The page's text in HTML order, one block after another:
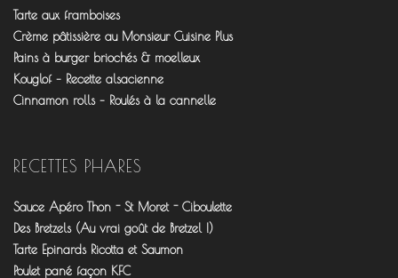
Tarte aux framboises
Crème pâtissière au Monsieur Cuisine Plus
Pains à burger briochés & moelleux
Kouglof – Recette alsacienne
Cinnamon rolls – Roulés à la cannelle
RECETTES PHARES
Sauce Apéro Thon - St Moret - Ciboulette
Des Bretzels (Au vrai goût de Bretzel !)
Tarte Epinards Ricotta et Saumon
Poulet pané façon KFC